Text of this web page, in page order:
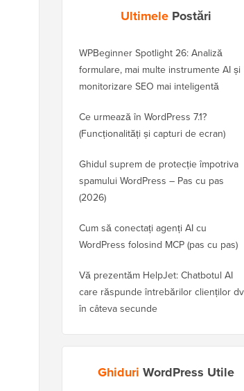
UltimelePostări
WPBeginner Spotlight 26: Analiză
formulare, mai multe instrumente AI și
monitorizare SEO mai inteligentă
Ce urmează în WordPress 7.1?
(Funcționalități și capturi de ecran)
Ghidul suprem de protecție împotriva
spamului WordPress – Pas cu pas
(2026)
Cum să conectați agenți AI cu
WordPress folosind MCP (pas cu pas)
Vă prezentăm HelpJet: Chatbotul AI
care răspunde întrebărilor clienților
în câteva secunde
Ghiduri WordPress Utile